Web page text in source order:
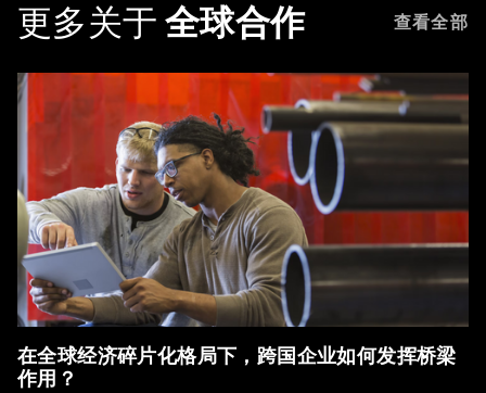
更多关于 全球合作 查看全部
在全球经济碎片化格局下，跨国企业如何发挥桥梁
作用？